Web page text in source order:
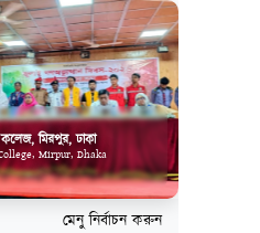
কলেজ, মিরপুর, ঢাকা
Mirpur, Dhaka
মেনু নির্বাচন করুন